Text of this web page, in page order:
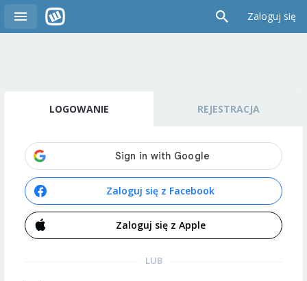
Zaloguj się
LOGOWANIE REJESTRACJA
Zaloguj się z Facebook
Zaloguj się z Apple
LUB